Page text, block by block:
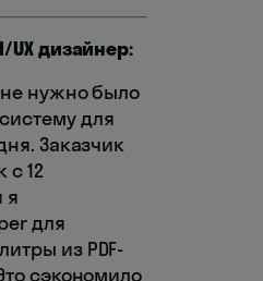
UX дизайнер:
нужно было
для
Заказчик
с 12
я
для
из PDF-
сэкономило